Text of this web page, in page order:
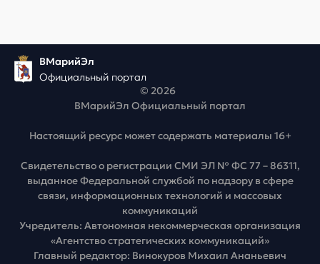
ВМарийЭл
Официальный портал
© 2026
ВМарийЭл Официальный портал
Настоящий ресурс может содержать материалы 16+
Свидетельство о регистрации СМИ ЭЛ № ФС 77 – 86311,
выданное Федеральной службой по надзору в сфере
связи, информационных технологий и массовых
коммуникаций
Учредитель: Автономная некоммерческая организация
«Агентство стратегических коммуникаций»
Главный редактор: Винокуров Михаил Ананьевич